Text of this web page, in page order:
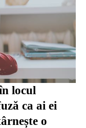
locul
ca ai ei
o